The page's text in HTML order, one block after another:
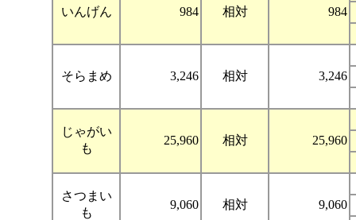
いんげん 984 相対 984
そらまめ 3,246 相対 3,246
じゃがい
も
25,960 相対 25,960
さつまい
も
9,060 相対 9,060